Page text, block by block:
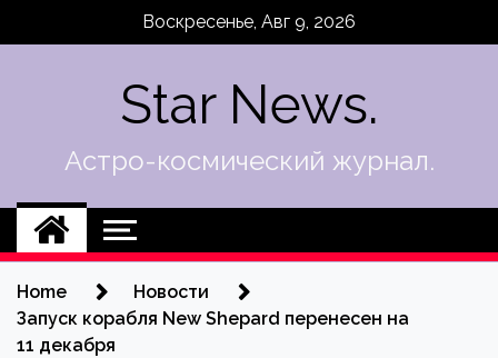
Воскресенье, Авг 9, 2026
Star News.
Астро-космический журнал.
Home
Новости
Запуск корабля New Shepard перенесен на
11 декабря